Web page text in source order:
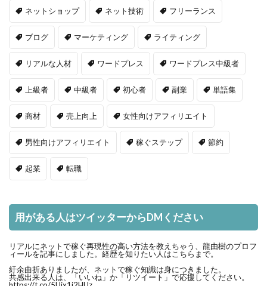
ネットショップ ネット技術 フリーランス
ブログ マーケティング ライティング
リアルな人材 ワードプレス ワードプレス中級者
上級者 中級者 初心者 副業 単語集
商材 売上向上 女性向けアフィリエイト
男性向けアフィリエイト 稼ぐステップ 節約
起業 転職
用がある人はツイッターからDMください
リアルにネットで稼ぐ再現性の高い方法を教えちゃう、龍由樹のプロフ
ィールを記事にしました。経歴を知りたい人はこちらまで。
紆余曲折ありましたが、ネットで稼ぐ知識は身につきました。
共感出来る人は、「いいね」か「リツイート」で応援してください。